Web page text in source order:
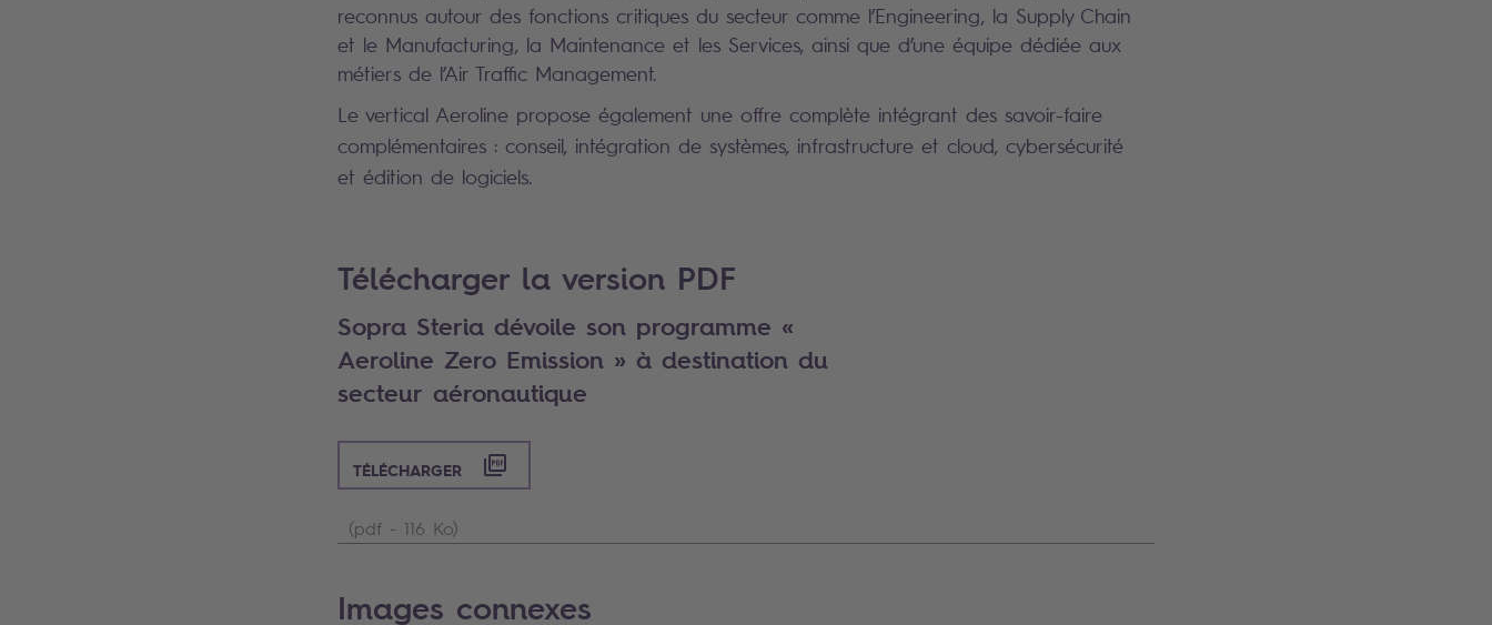
reconnus autour des fonctions critiques du secteur comme l’Engineering, la Supply Chain
et le Manufacturing, la Maintenance et les Services, ainsi que d’une équipe dédiée aux
métiers de l’Air Traffic Management.
Le vertical Aeroline propose également une offre complète intégrant des savoir-faire
complémentaires : conseil, intégration de systèmes, infrastructure et cloud, cybersécurité
et édition de logiciels.
Télécharger la version PDF
Sopra Steria dévoile son programme «
Aeroline Zero Emission » à destination du
secteur aéronautique
TÉLÉCHARGER
(pdf - 116 Ko)
Images connexes